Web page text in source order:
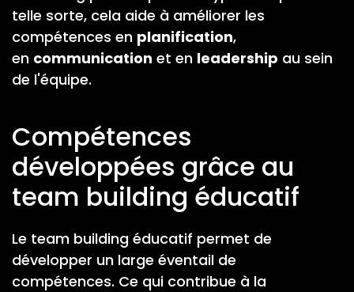
telle sorte, cela aide à améliorer les
compétences en planification,
en communication et en leadership au sein
de l'équipe.
Compétences
développées grâce au
team building éducatif
Le team building éducatif permet de
développer un large éventail de
compétences. Ce qui contribue à la